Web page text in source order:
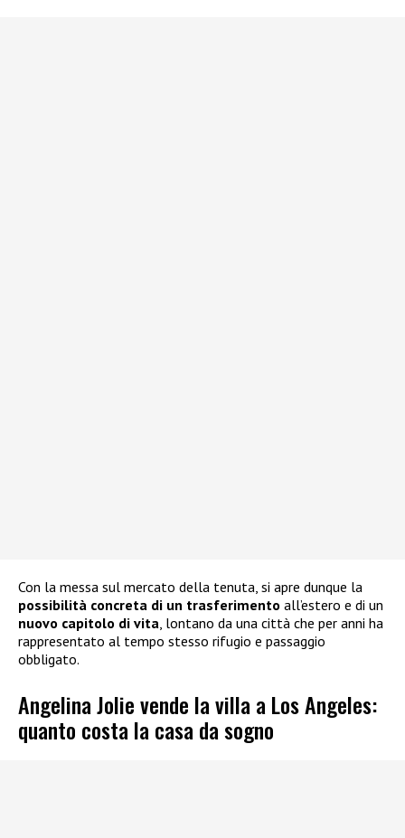
Con la messa sul mercato della tenuta, si apre dunque la
possibilità concreta di un trasferimento all’estero e di un
nuovo capitolo di vita , lontano da una città che per anni ha
rappresentato al tempo stesso rifugio e passaggio
obbligato.
Angelina Jolie vende la villa a Los Angeles:
quanto costa la casa da sogno